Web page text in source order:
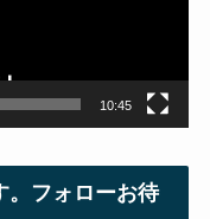
10:45
フォローお待